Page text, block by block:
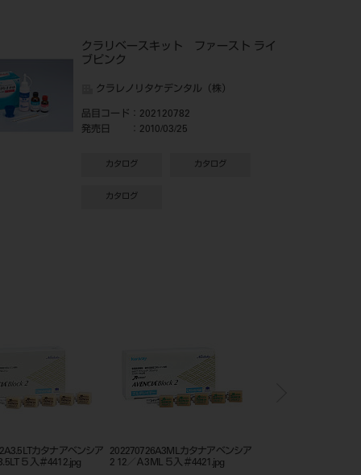
クラリベースキット ファースト ライ
ブピンク
クラレノリタケデンタル（株）
品目コード ：202120782
発売日
：2010/03/25
カタログ カタログ
カタログ
カタナアベンシア
５入＃4412.jpg
202270726A3MLカタナアベンシア
2 12／Ａ3ML ５入＃4421.jpg